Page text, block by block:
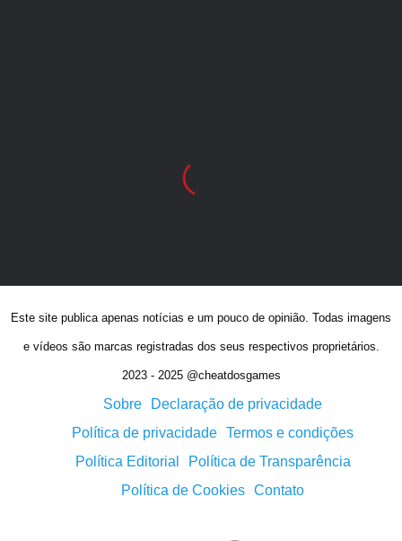
Este site publica apenas notícias e um pouco de opinião. Todas imagens
e vídeos são marcas registradas dos seus respectivos proprietários.
2023 - 2025 @cheatdosgames
Sobre
Declaração de privacidade
Política de privacidade Termos e condições
Política Editorial
Política de Transparência
Política de Cookies Contato